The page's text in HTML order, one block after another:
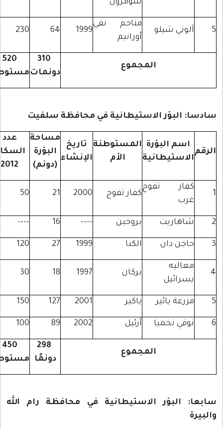
شيلو
مناحم نفي
1999
64
230
المجموع
520
مستوطنًا
البؤر الاستيطانية في محافظة سلفيت
اسم البؤرة المستوطنة
الأم
تاريخ
الإنشاء
مساحة
البؤرة
(دونم)
عدد
السكان
2012
تفوح
كفار تفوح 2000
21
50
بروخين ----
16
----
دان الكنا 27
120
بركان 1997
18
30
يائير ياكير 2001
127
150
نحميا أرئيل 89
100
المجموع
450
مستوطنًا
البؤر الاستيطانية في محافظة رام الله